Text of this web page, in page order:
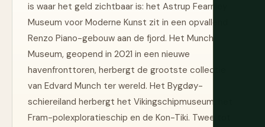
is waar het geld zichtbaar is: het Astrup Fearnley
Museum voor Moderne Kunst zit in een opvallend
Renzo Piano-gebouw aan de fjord. Het Munch
Museum, geopend in 2021 in een nieuwe
havenfronttoren, herbergt de grootste collectie
van Edvard Munch ter wereld. Het Bygdøy-
schiereiland herbergt het Vikingschipmuseum, het
Fram-polexploratieschip en de Kon-Tiki. Twee tot